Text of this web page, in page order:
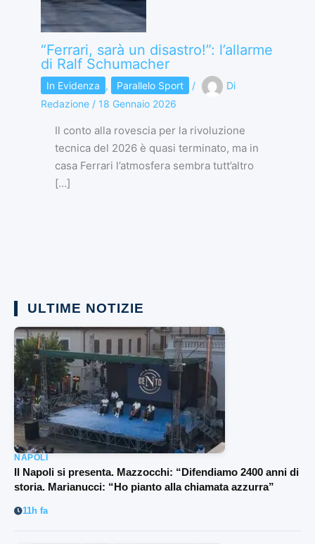
“Ferrari, sarà un disastro!”: l’allarme
di Ralf Schumacher
In Evidenza , Parallelo Sport /
Di
Redazione / 18 Gennaio 2026
Il conto alla rovescia per la rivoluzione
tecnica del 2026 è quasi terminato, ma in
casa Ferrari l’atmosfera sembra tutt’altro
[…]
ULTIME NOTIZIE
NAPOLI
Il Napoli si presenta. Mazzocchi: “Difendiamo 2400 anni di
storia. Marianucci: “Ho pianto alla chiamata azzurra”
11h fa